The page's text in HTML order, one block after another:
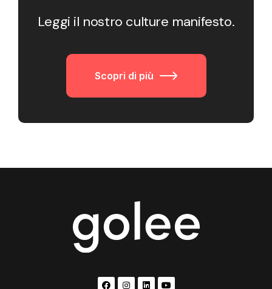
Leggi il nostro culture manifesto.
Scopri di più